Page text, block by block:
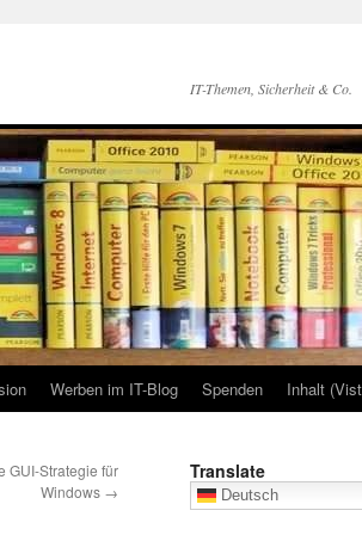
IT-Themen, Sicherheit & Co.
Werben im IT-Blog Spenden Inhalt
GUI-Strategie für
Windows →
Translate
Deutsch